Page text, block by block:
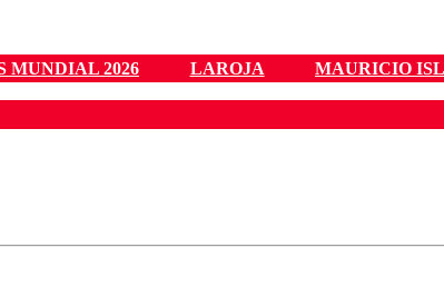
MUNDIAL 2026 LAROJA MAURICIO